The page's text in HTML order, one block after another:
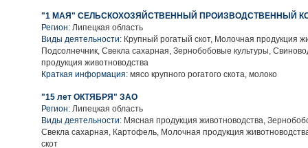
"1 МАЯ" СЕЛЬСКОХОЗЯЙСТВЕННЫЙ ПРОИЗВОДСТВЕННЫЙ
Регион: Липецкая область
Виды деятельности: Крупный рогатый скот, Молочная продукция
Подсолнечник, Свекла сахарная, Зернобобовые культуры,
продукция животноводства
Краткая информация: мясо крупного рогатого скота, молоко
"15 лет ОКТЯБРЯ" ЗАО
Регион: Липецкая область
Виды деятельности: Мясная продукция животноводства,
Свекла сахарная, Картофель, Молочная продукция
скот